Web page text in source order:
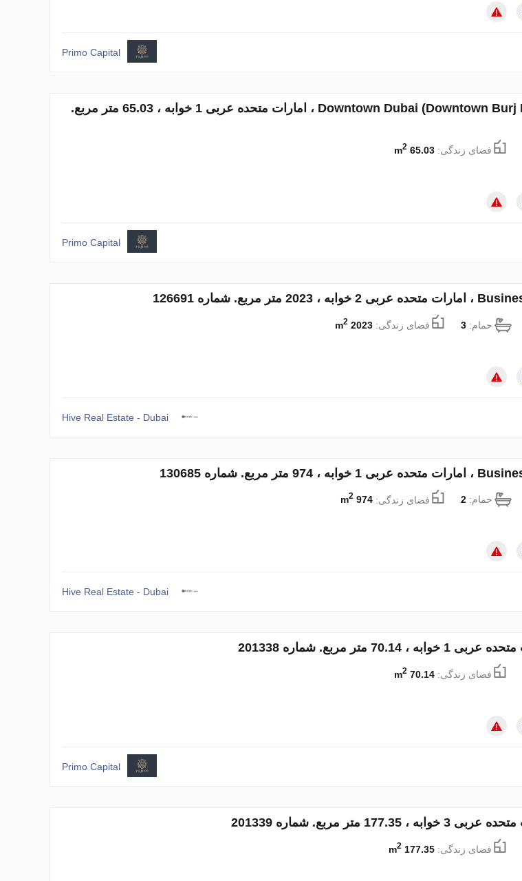
Primo Capital
آپارتمان در Downtown Dubai (Downtown Burj Dubai)، Dubai ، امارات متحده عربی 1 خوابه ، 65.03 متر مربع.
فضای زندگی:65.03 m
2
Primo Capital
حمام:3 فضای زندگی:2023 m
2
Hive Real Estate - Dubai
حمام:2 فضای زندگی:974 m
2
Hive Real Estate - Dubai
فضای زندگی:70.14 m
2
Primo Capital
فضای زندگی:177.35 m
2